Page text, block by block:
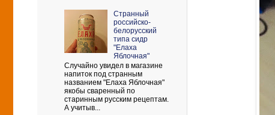
Странный
российско-
белорусский
типа сидр
"Елаха
Яблочная"
Случайно увидел в магазине
напиток под странным
названием "Елаха Яблочная"
якобы сваренный по
старинным русским рецептам.
А учитыв...